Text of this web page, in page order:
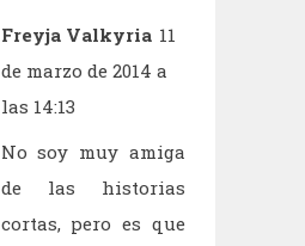
Freyja Valkyria 11
de marzo de 2014 a
las 14:13
No soy muy amiga
de las historias
cortas, pero es que